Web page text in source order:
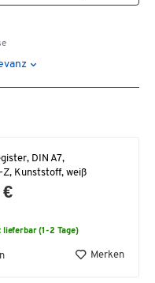
DIN A7,
Z, Kunststoff, weiß
lieferbar (1-2 Tage)
Merken